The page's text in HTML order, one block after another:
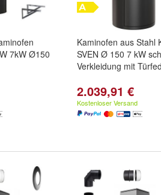
7kW Ø150
Kaminofen aus Stahl
SVEN Ø 150 7 kW
Verkleidung mit
2.039,91 €
Kostenloser Versand